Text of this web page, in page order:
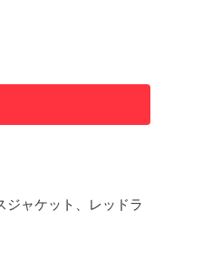
ジャケット、レッドラ